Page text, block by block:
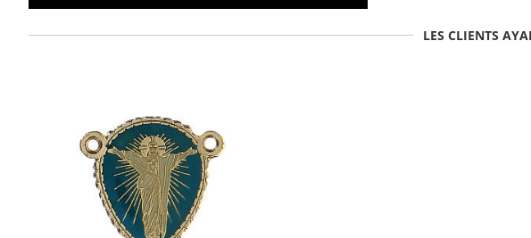
LES CLIENTS